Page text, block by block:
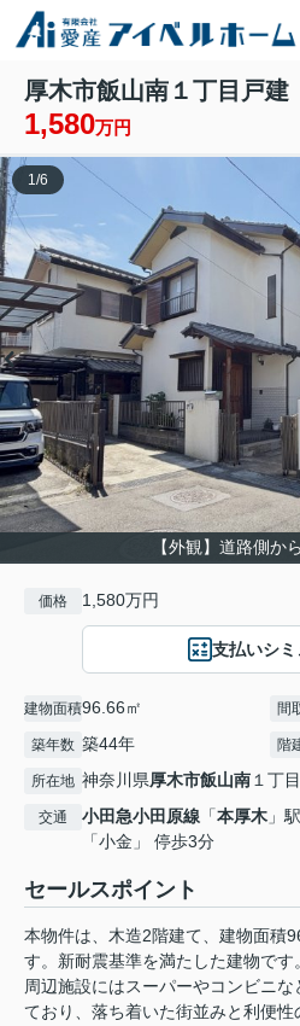
厚木市飯山南１丁目戸建
1,580万円
【外観】道路側か
1/6
価格 1,580万円
支払いシ
建物面積96.66㎡ 間
築年数 築44年 階
所在地 神奈川県厚木市飯山南１丁目
交通 小田急小田原線 「本厚木 」
「小金」 停歩3分
セールスポイント
本物件は、木造2階建て、建物面積
す。新耐震基準を満たした建物です。
周辺施設にはスーパーやコンビニ
ており、落ち着いた街並みと利便